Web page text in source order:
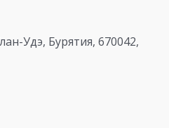
Удэ, Бурятия, 670042,